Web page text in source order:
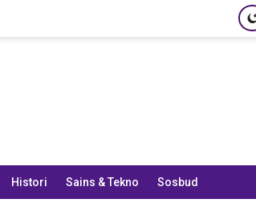
Histori Sains & Tekno Sosbud